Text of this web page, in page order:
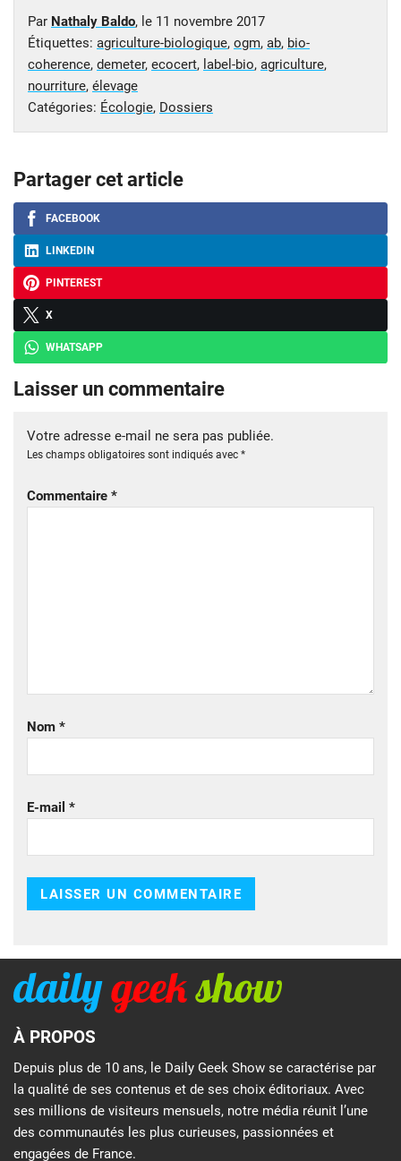
Par Nathaly Baldo, le 11 novembre 2017
Étiquettes: agriculture-biologique, ogm, ab, bio-
coherence, demeter, ecocert, label-bio, agriculture,
nourriture, élevage
Catégories: Écologie, Dossiers
Partager cet article
FACEBOOK
LINKEDIN
PINTEREST
X
WHATSAPP
Laisser un commentaire
Votre adresse e-mail ne sera pas publiée.
Les champs obligatoires sont indiqués avec *
Commentaire *
Nom *
E-mail *
À PROPOS
Depuis plus de 10 ans, le Daily Geek Show se caractérise par
la qualité de ses contenus et de ses choix éditoriaux. Avec
ses millions de visiteurs mensuels, notre média réunit l’une
des communautés les plus curieuses, passionnées et
engagées de France.